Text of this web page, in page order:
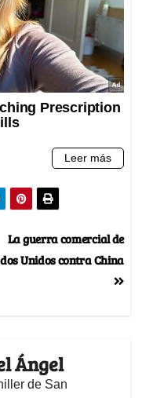
La guerra comercial de
Unidos contra China
Ángel
de San